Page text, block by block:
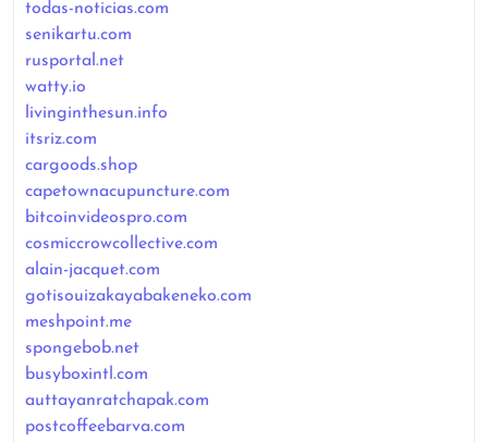
todas-noticias.com
senikartu.com
rusportal.net
watty.io
livinginthesun.info
itsriz.com
cargoods.shop
capetownacupuncture.com
bitcoinvideospro.com
cosmiccrowcollective.com
alain-jacquet.com
gotisouizakayabakeneko.com
meshpoint.me
spongebob.net
busyboxintl.com
auttayanratchapak.com
postcoffeebarva.com